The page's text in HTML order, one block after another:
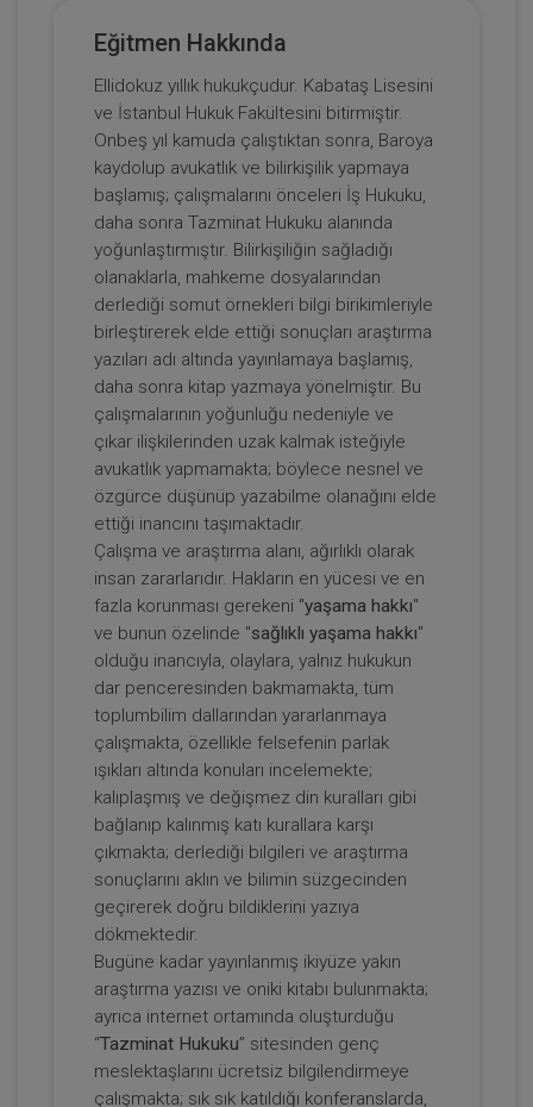
Sosyal Güvenlik Hukuku - III. İş Hukuku
Kongresi - VI. Oturum
360 TL Sepete Ekle
Tüketici Hukuku Enstitüsü
III. İş Hukuku Kongresi - Tüm Oturumlar
(8 Oturum)
2160
TL
Sepete Ekle
Tüketici Hukuku Enstitüsü
İşçilik Alacakları ve Tazminatları - 1 - III.
İş Hukuku Kongresi - VII. Oturum
Eğitmen Hakkında
Ellidokuz yıllık hukukçudur. Kabataş Lisesini
ve İstanbul Hukuk Fakültesini bitirmiştir.
Onbeş yıl kamuda çalıştıktan sonra, Baroya
kaydolup avukatlık ve bilirkişilik yapmaya
başlamış; çalışmalarını önceleri İş Hukuku,
daha sonra Tazminat Hukuku alanında
yoğunlaştırmıştır. Bilirkişiliğin sağladığı
olanaklarla, mahkeme dosyalarından
derlediği somut örnekleri bilgi birikimleriyle
birleştirerek elde ettiği sonuçları araştırma
yazıları adı altında yayınlamaya başlamış,
daha sonra kitap yazmaya yönelmiştir. Bu
çalışmalarının yoğunluğu nedeniyle ve
çıkar ilişkilerinden uzak kalmak isteğiyle
avukatlık yapmamakta; böylece nesnel ve
özgürce düşünüp yazabilme olanağını elde
ettiği inancını taşımaktadır.
Çalışma ve araştırma alanı, ağırlıklı olarak
insan zararlarıdır. Hakların en yücesi ve en
fazla korunması gerekeni "yaşama hakkı"
ve bunun özelinde "sağlıklı yaşama hakkı"
olduğu inancıyla, olaylara, yalnız hukukun
dar penceresinden bakmamakta, tüm
toplumbilim dallarından yararlanmaya
çalışmakta, özellikle felsefenin parlak
ışıkları altında konuları incelemekte;
kalıplaşmış ve değişmez din kuralları gibi
bağlanıp kalınmış katı kurallara karşı
çıkmakta; derlediği bilgileri ve araştırma
sonuçlarını aklın ve bilimin süzgecinden
geçirerek doğru bildiklerini yazıya
dökmektedir.
Bugüne kadar yayınlanmış ikiyüze yakın
araştırma yazısı ve oniki kitabı bulunmakta;
ayrıca internet ortamında oluşturduğu
“Tazminat Hukuku” sitesinden genç
meslektaşlarını ücretsiz bilgilendirmeye
çalışmakta; sık sık katıldığı konferanslarda,